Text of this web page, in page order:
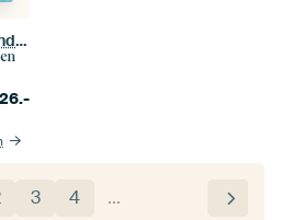
Illustration Eichhörnchen und Rotkehlchen
3 4 …